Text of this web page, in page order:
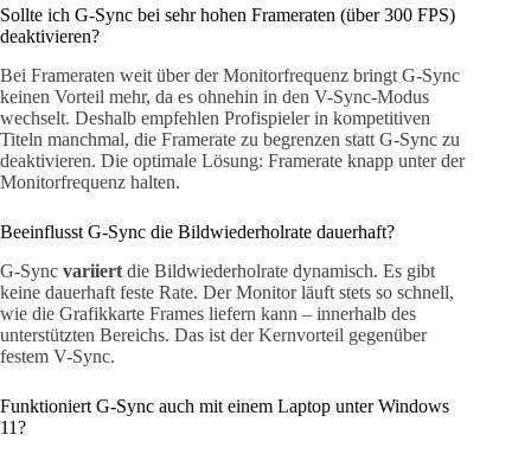
Sollte ich G-Sync bei sehr hohen Frameraten (über 300 FPS)
deaktivieren?
Bei Frameraten weit über der Monitorfrequenz bringt G-Sync
keinen Vorteil mehr, da es ohnehin in den V-Sync-Modus
wechselt. Deshalb empfehlen Profispieler in kompetitiven
Titeln manchmal, die Framerate zu begrenzen statt G-Sync zu
deaktivieren. Die optimale Lösung: Framerate knapp unter der
Monitorfrequenz halten.
Beeinflusst G-Sync die Bildwiederholrate dauerhaft?
G-Sync variiert die Bildwiederholrate dynamisch. Es gibt
keine dauerhaft feste Rate. Der Monitor läuft stets so schnell,
wie die Grafikkarte Frames liefern kann – innerhalb des
unterstützten Bereichs. Das ist der Kernvorteil gegenüber
festem V-Sync.
Funktioniert G-Sync auch mit einem Laptop unter Windows
11?